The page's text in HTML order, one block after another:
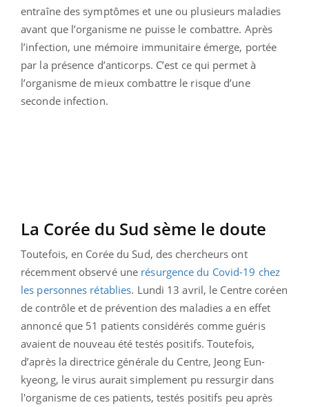
entraîne des symptômes et une ou plusieurs maladies
avant que l’organisme ne puisse le combattre. Après
l’infection, une mémoire immunitaire émerge, portée
par la présence d’anticorps. C’est ce qui permet à
l’organisme de mieux combattre le risque d’une
seconde infection.
La Corée du Sud sème le doute
Toutefois, en Corée du Sud, des chercheurs ont
récemment observé une résurgence du Covid-19 chez
les personnes rétablies. Lundi 13 avril, le Centre coréen
de contrôle et de prévention des maladies a en effet
annoncé que 51 patients considérés comme guéris
avaient de nouveau été testés positifs. Toutefois,
d’après la directrice générale du Centre, Jeong Eun-
kyeong, le virus aurait simplement pu ressurgir dans
l'organisme de ces patients, testés positifs peu après